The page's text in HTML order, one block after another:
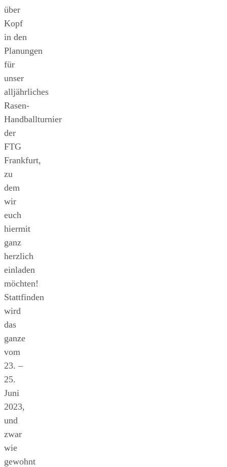
über
Kopf
in den
Planungen
für
unser
alljährliches
Rasen-
Handballturnier
der
FTG
Frankfurt,
zu
dem
wir
euch
hiermit
ganz
herzlich
einladen
möchten!
Stattfinden
wird
das
ganze
vom
23. –
25.
Juni
2023,
und
zwar
wie
gewohnt